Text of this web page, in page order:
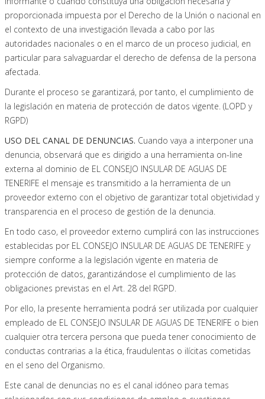
proporcionada impuesta por el Derecho de la Unión o nacional en
el contexto de una investigación llevada a cabo por las
autoridades nacionales o en el marco de un proceso judicial, en
particular para salvaguardar el derecho de defensa de la persona
afectada.
Durante el proceso se garantizará, por tanto, el cumplimiento de
la legislación en materia de protección de datos vigente. (LOPD y
RGPD)
USO DEL CANAL DE DENUNCIAS. Cuando vaya a interponer una
denuncia, observará que es dirigido a una herramienta on-line
externa al dominio de EL CONSEJO INSULAR DE AGUAS DE
TENERIFE el mensaje es transmitido a la herramienta de un
proveedor externo con el objetivo de garantizar total objetividad y
transparencia en el proceso de gestión de la denuncia.
En todo caso, el proveedor externo cumplirá con las instrucciones
establecidas por EL CONSEJO INSULAR DE AGUAS DE TENERIFE y
siempre conforme a la legislación vigente en materia de
protección de datos, garantizándose el cumplimiento de las
obligaciones previstas en el Art. 28 del RGPD.
Por ello, la presente herramienta podrá ser utilizada por cualquier
empleado de EL CONSEJO INSULAR DE AGUAS DE TENERIFE o bien
cualquier otra tercera persona que pueda tener conocimiento de
conductas contrarias a la ética, fraudulentas o ilícitas cometidas
en el seno del Organismo.
Este canal de denuncias no es el canal idóneo para temas